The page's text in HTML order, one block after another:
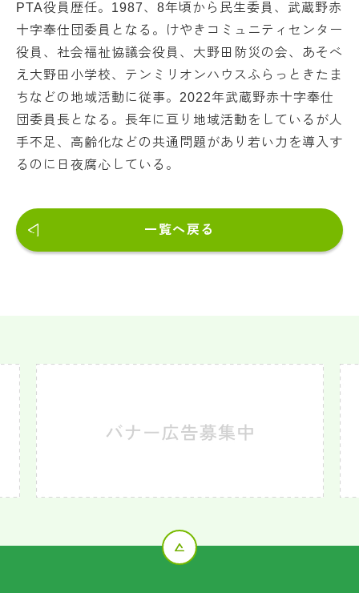
PTA役員歴任。1987、8年頃から民生委員、武蔵野赤
十字奉仕団委員となる。けやきコミュニティセンター
役員、社会福祉協議会役員、大野田防災の会、あそべ
え大野田小学校、テンミリオンハウスふらっときたま
ちなどの地域活動に従事。2022年武蔵野赤十字奉仕
団委員長となる。長年に亘り地域活動をしているが人
手不足、高齢化などの共通問題があり若い力を導入す
るのに日夜腐心している。
一覧へ戻る